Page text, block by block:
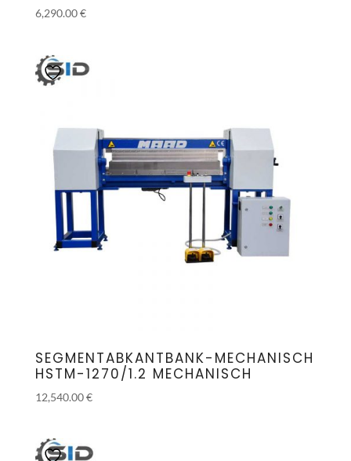
6,290.00€
SEGMENTABKANTBANK-MECHANISCH
HSTM-1270/1.2 MECHANISCH
12,540.00€